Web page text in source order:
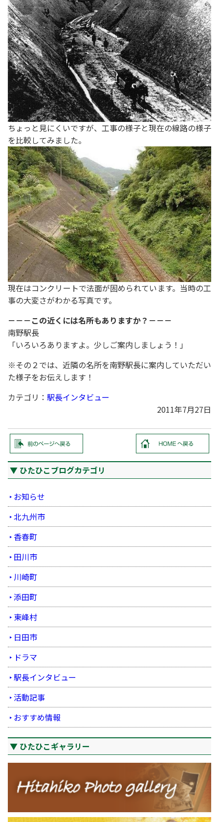
ちょっと見にくいですが、工事の様子と現在の線路の様子
を比較してみました。
現在はコンクリートで法面が固められています。当時の工
事の大変さがわかる写真です。
－－－この近くには名所もありますか？－－－
南野駅長
「いろいろありますよ。少しご案内しましょう！」
※その２では、近隣の名所を南野駅長に案内していただい
た様子をお伝えします！
カテゴリ： 駅長インタビュー
2011年7月27日
ひたひこブログカテゴリ
お知らせ
北九州市
香春町
田川市
川崎町
添田町
東峰村
日田市
ドラマ
駅長インタビュー
活動記事
おすすめ情報
ひたひこギャラリー